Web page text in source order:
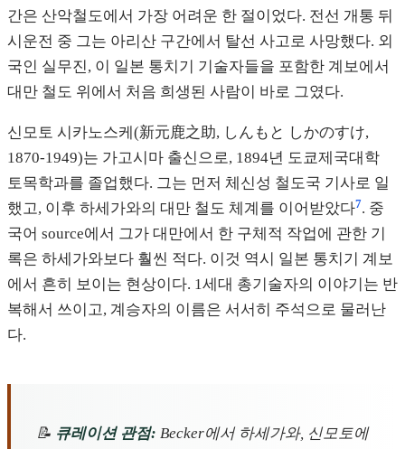
간은 산악철도에서 가장 어려운 한 절이었다. 전선 개통 뒤
시운전 중 그는 아리산 구간에서 탈선 사고로 사망했다. 외
국인 실무진, 이 일본 통치기 기술자들을 포함한 계보에서
대만 철도 위에서 처음 희생된 사람이 바로 그였다.
신모토 시카노스케(新元鹿之助, しんもと しかのすけ,
1870-1949)는 가고시마 출신으로, 1894년 도쿄제국대학
토목학과를 졸업했다. 그는 먼저 체신성 철도국 기사로 일
했고, 이후 하세가와의 대만 철도 체계를 이어받았다7. 중
국어 source에서 그가 대만에서 한 구체적 작업에 관한 기
록은 하세가와보다 훨씬 적다. 이것 역시 일본 통치기 계보
에서 흔히 보이는 현상이다. 1세대 총기술자의 이야기는 반
복해서 쓰이고, 계승자의 이름은 서서히 주석으로 물러난
다.
📝 큐레이션 관점: Becker에서 하세가와, 신모토에